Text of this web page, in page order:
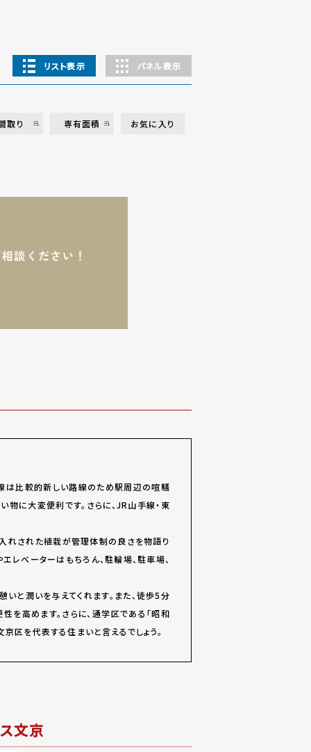
リスト表示 パネル表示
取り 専有面積 お気に入り
は比較的新しい路線のため駅周辺の喧騒
物に大変便利です。さらに、JR山手線・東
れされた植栽が管理体制の良さを物語り
レベーターはもちろん、駐輪場、駐車場、
と潤いを与えてくれます。また、徒歩5分
を高めます。さらに、通学区である「昭和
区を代表する住まいと言えるでしょう。
文京